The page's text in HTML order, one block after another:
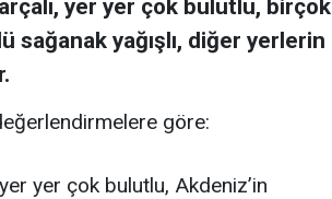
yer yer çok bulutlu, birçok
yağışlı, diğer yerlerin
göre:
yer çok bulutlu, Akdeniz’in